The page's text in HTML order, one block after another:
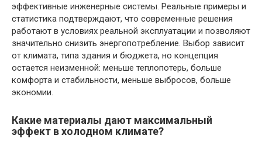
эффективные инженерные системы. Реальные примеры и
статистика подтверждают, что современные решения
работают в условиях реальной эксплуатации и позволяют
значительно снизить энергопотребление. Выбор зависит
от климата, типа здания и бюджета, но концепция
остается неизменной: меньше теплопотерь, больше
комфорта и стабильности, меньше выбросов, больше
экономии.
Какие материалы дают максимальный
эффект в холодном климате?